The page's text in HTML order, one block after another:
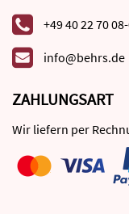
+49 40 22 70
info@behrs.de
ZAHLUNGSART
Wir liefern per